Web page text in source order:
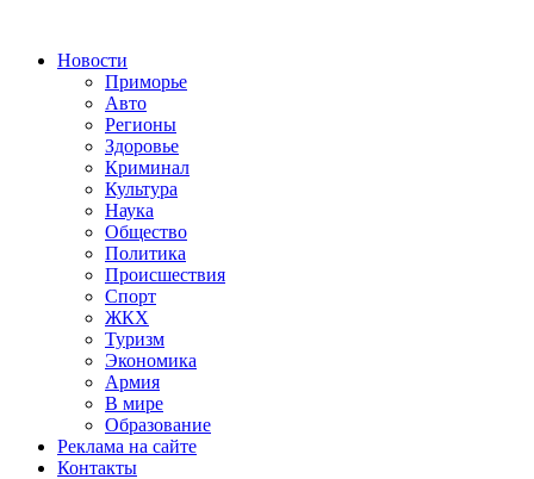
Новости
Приморье
Авто
Регионы
Здоровье
Криминал
Культура
Наука
Общество
Политика
Происшествия
Спорт
ЖКХ
Туризм
Экономика
Армия
В мире
Образование
Реклама на сайте
Контакты